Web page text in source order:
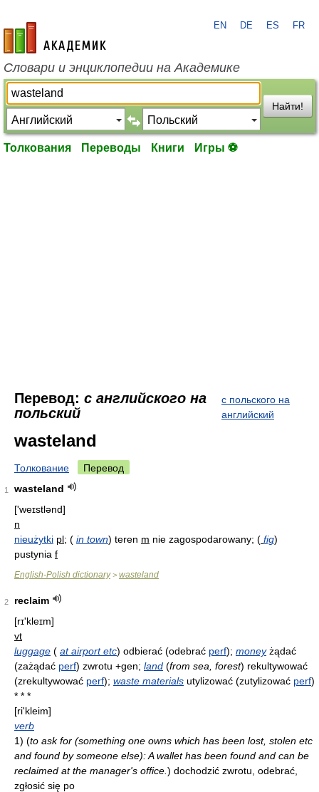
academic.ru
EN DE ES FR
Словари и энциклопедии на Академике
Найти!
Толкования Переводы Книги Игры ⚽
Перевод: с английского на
польский
с польского на
английский
wasteland
Толкование Перевод
1
wasteland
['weɪstlənd]
n
nieużytki pl; ( in town) teren m nie zagospodarowany; ( fig)
pustynia f
English-Polish dictionary> wasteland
2
reclaim
[rɪ'kleɪm]
vt
luggage ( at airport etc) odbierać (odebrać perf); moneyżądać
(zażądać perf) zwrotu +gen; land (from sea, forest) rekultywować
(zrekultywować perf); waste materials utylizować (zutylizować perf)
* * *
[ri'kleim]
verb
1) (to ask for (something one owns which has been lost, stolen etc
and found by someone else): A wallet has been found and can be
reclaimed at the manager's office. ) dochodzić zwrotu, odebrać,
zgłosić się po